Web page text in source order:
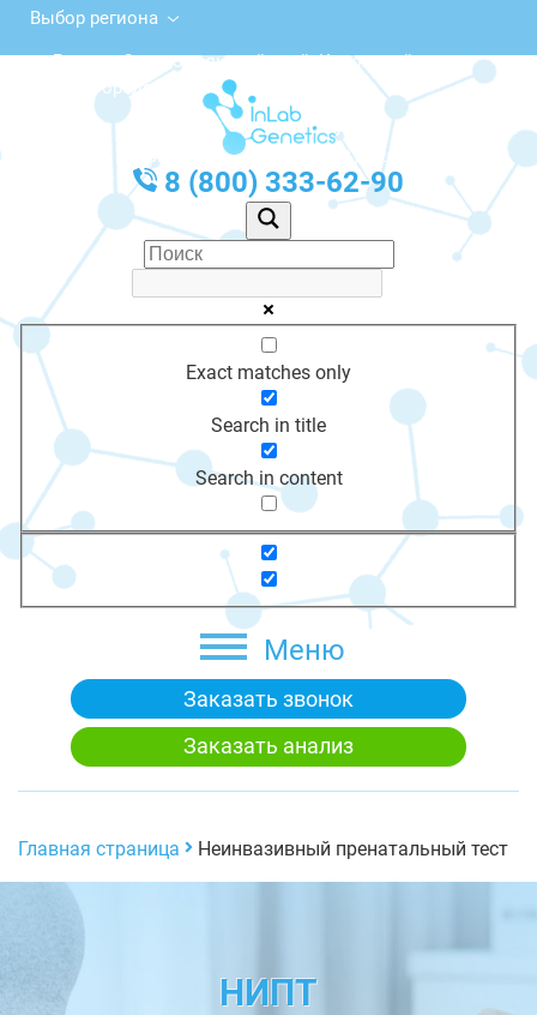
Выбор региона
Россия, Ставропольский край, Кировский
городской округ, Новопавловск
с 10:00 до 20:00
График работы: Пн-Пт с 10:00 до 20:00
8 (800) 333-62-90
Exact matches only
Search in title
Search in content
Меню
Заказать звонок
Заказать анализ
Главная страница Неинвазивный пренатальный тест
НИПТ